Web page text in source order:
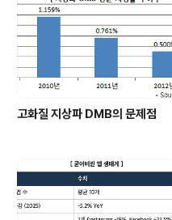
고화질 지상파 DMB의 문제점